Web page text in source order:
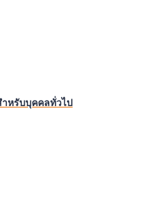
ำหรับบุคคลทั่วไป